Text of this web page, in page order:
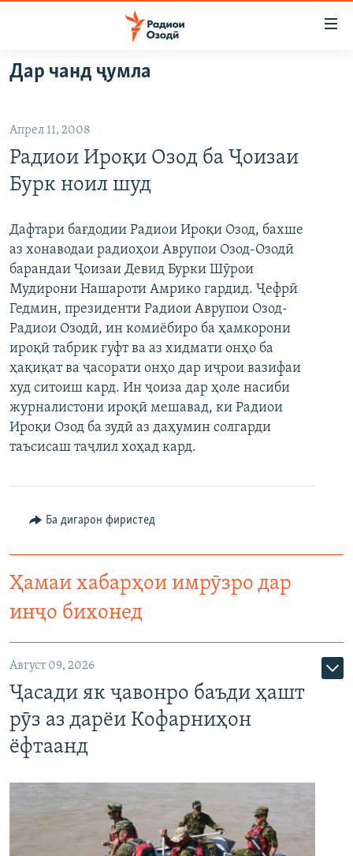
Ҷаҳиш
ба
аслӣ
Ҷаҳиш
ба
феҳристи
аслӣ
Ҷаҳиш
ба
ҷустор
ГӮШАҲО
ҶОМЕА
ҚАЗИЯИ "КРОКУС"
ОСИЁИ МАРКАЗӢ
ФАРҲАНГ
МЕҲМОНИ ОЗОДӢ
ВАРЗИШ
РӮЗГОРИ МУҲОҶИР
САЛОМ, ХОҲАР
ТАҲҚИҚОТ
ҶАНГ ДАР УКРАИНА
НАЗАРИ МАРДУМ
БЛОГИСТОН
ОЗОДӢ ОНЛАЙН
ЧАНДРАСОНАӢ
ВИДЕО
НИГОРИСТОН
ГУЗОРИШҲОИ РАДИОӢ
РӮЙХАТҲО
КИТОБҲОИ ОЗОДӢ
Русский
ПАЙГИРӢ КУНЕД
Ҳамаи сомонаҳои RFE/RL
Дар чанд ҷумла
Апрел 11, 2008
Радиои Ироқи Озод ба Ҷоизаи
Бурк ноил шуд
Дафтари бағдодии Радиои Ироқи Озод, бахше
аз хонаводаи радиоҳои Аврупои Озод-Озодӣ
барандаи Ҷоизаи Девид Бурки Шӯрои
Мудирони Нашароти Амрико гардид. Ҷефрӣ
Гедмин, президенти Радиои Аврупои Озод-
Радиои Озодӣ, ин комиёбиро ба ҳамкорони
ироқӣ табрик гуфт ва аз хидмати онҳо ба
ҳақиқат ва ҷасорати онҳо дар иҷрои вазифаи
худ ситоиш кард. Ин ҷоиза дар ҳоле насиби
журналистони ироқӣ мешавад, ки Радиои
Ироқи Озод ба зудӣ аз даҳумин солгарди
таъсисаш таҷлил хоҳад кард.
Ба дигарон фиристед
Ҳамаи хабарҳои имрӯзро дар
инҷо бихонед
Август 09, 2026
Ҷасади як ҷавонро баъди ҳашт
рӯз аз дарёи Кофарниҳон
ёфтаанд